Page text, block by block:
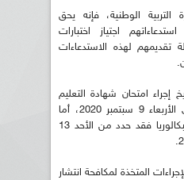
الوطنية، فإنه يحق
اجتياز اختبارات
تقديمهم لهذه الاستدعاءات
إجراء امتحان شهادة التعليم
المتوسط من الاثنين 7 إلى الأربعاء 9 سبتمبر 2020، أما
تاريخ إجراء امتحان شهادة البكالوريا فقد حدد من الأحد 13
المتخذة لمكافحة انتشار